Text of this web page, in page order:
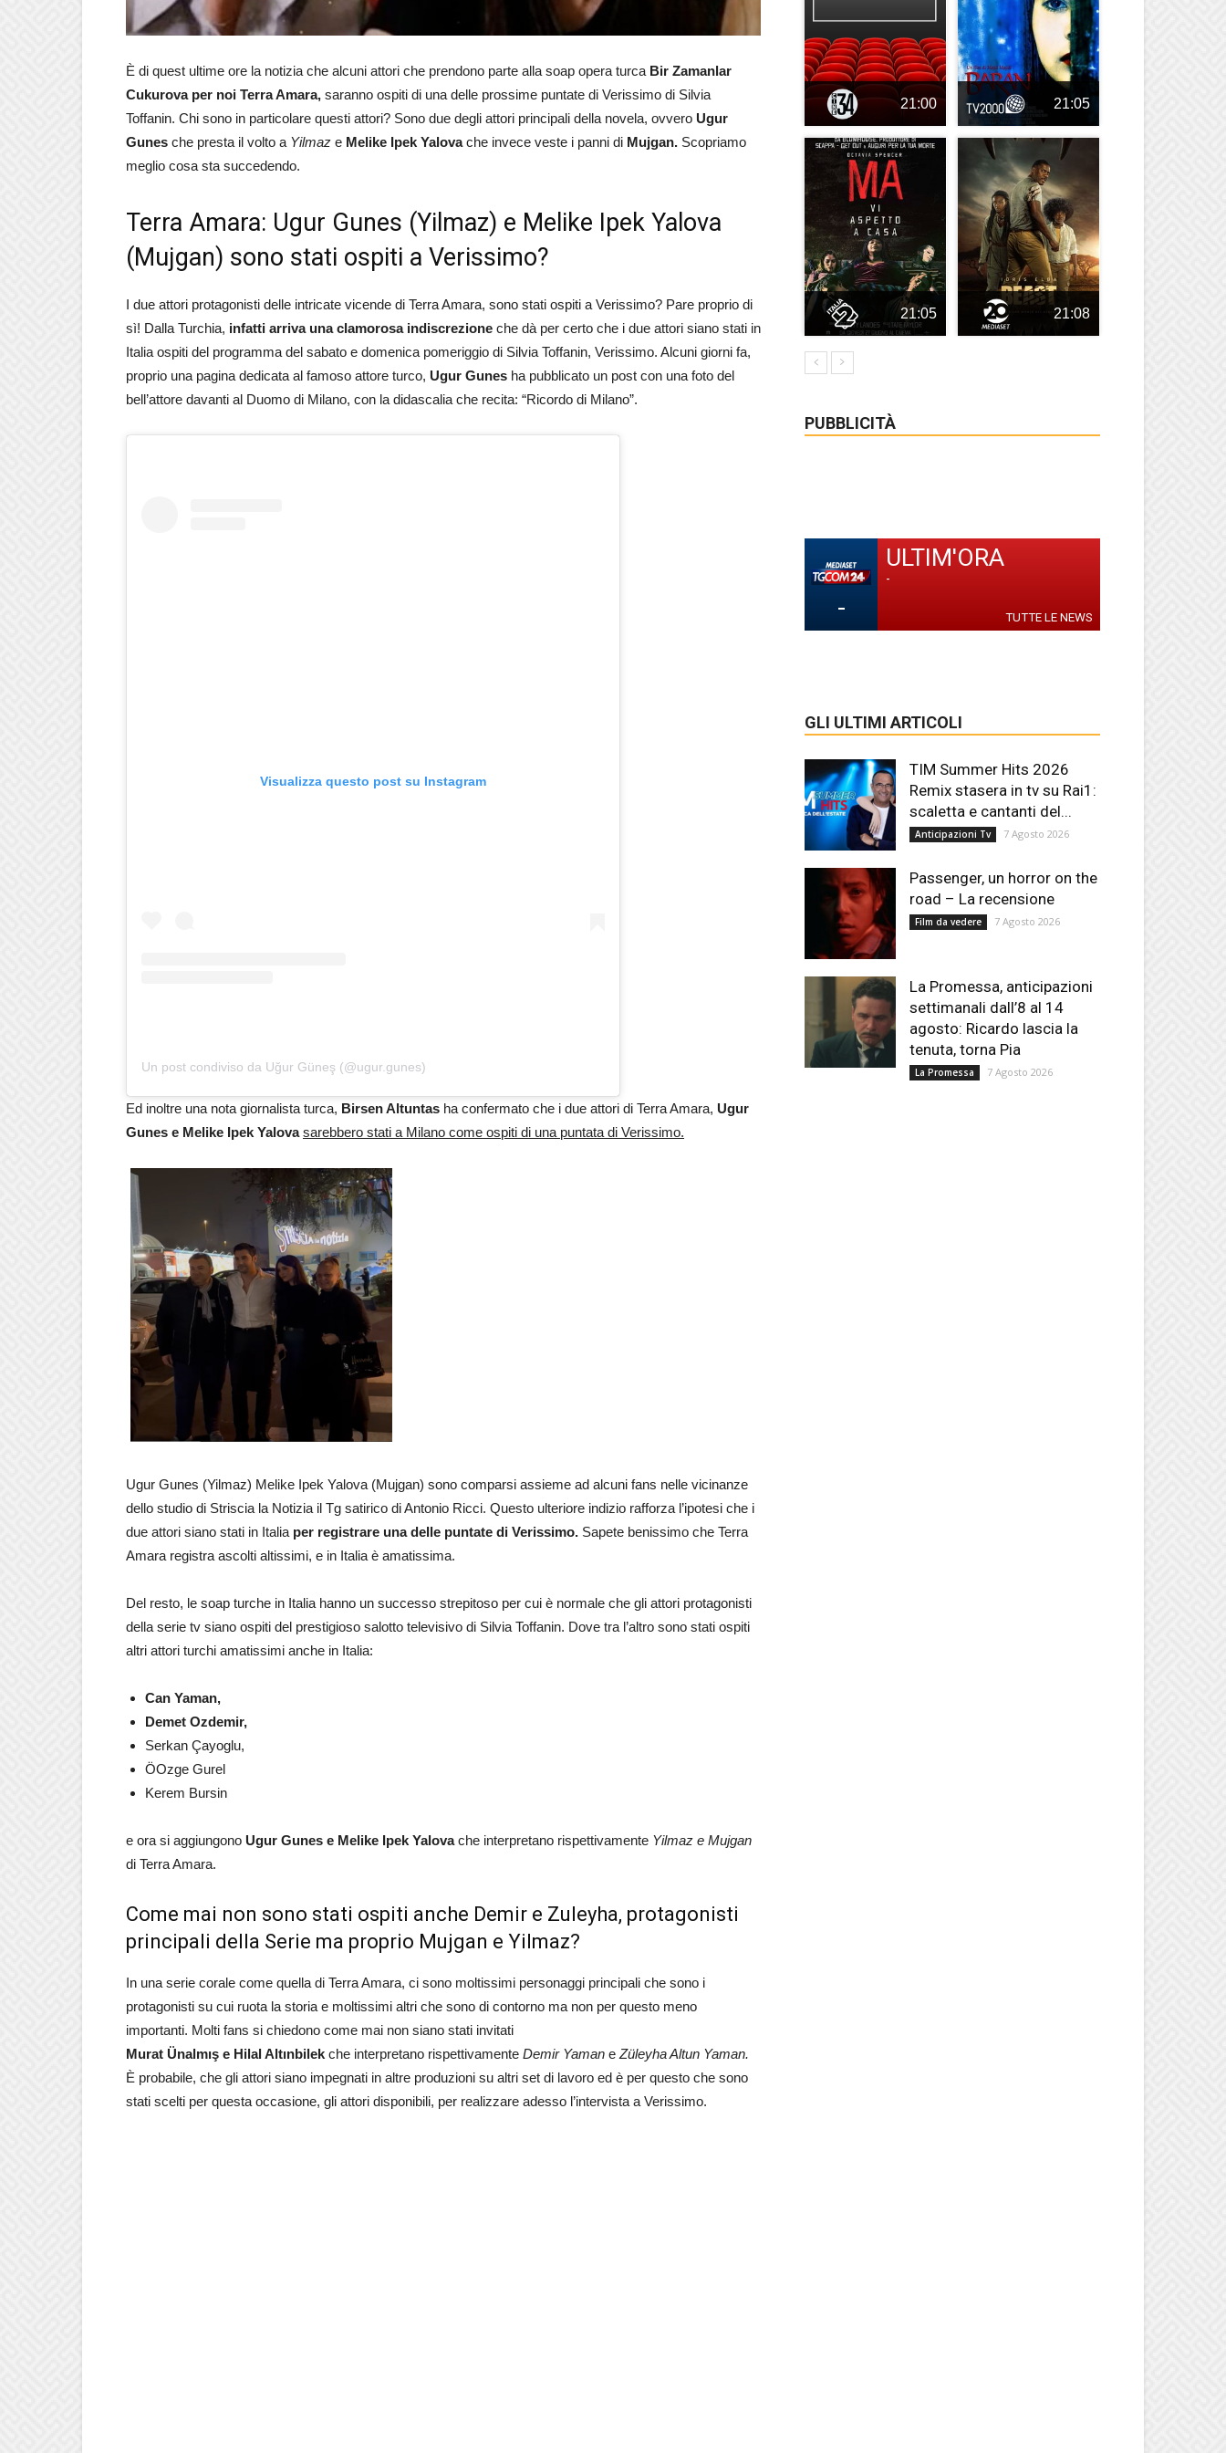
È di quest ultime ore la notizia che alcuni attori che prendono parte alla soap opera turca Bir Zamanlar
Cukurova per noi Terra Amara, saranno ospiti di una delle prossime puntate di Verissimo di Silvia
Toffanin. Chi sono in particolare questi attori? Sono due degli attori principali della novela, ovvero Ugur
Gunes che presta il volto a Yilmaz e Melike Ipek Yalovache invece veste i panni di Mujgan. Scopriamo
meglio cosa sta succedendo.
Terra Amara: Ugur Gunes (Yilmaz) e Melike Ipek Yalova
(Mujgan) sono stati ospiti a Verissimo?
I due attori protagonisti delle intricate vicende di Terra Amara, sono stati ospiti a Verissimo? Pare proprio di
sì! Dalla Turchia, infatti arriva una clamorosa indiscrezione che dà per certo che i due attori siano stati in
Italia ospiti del programma del sabato e domenica pomeriggio di Silvia Toffanin, Verissimo. Alcuni giorni fa,
proprio una pagina dedicata al famoso attore turco, Ugur Gunes ha pubblicato un post con una foto del
bell’attore davanti al Duomo di Milano, con la didascalia che recita: “Ricordo di Milano”.
Visualizza questo post su Instagram
Un post condiviso da Uğur Güneş (@ugur.gunes)
Ed inoltre una nota giornalista turca, Birsen Altuntas ha confermato che i due attori di Terra Amara, Ugur
Gunes e Melike Ipek Yalova sarebbero stati a Milano come ospiti di una puntata di Verissimo.
Ugur Gunes (Yilmaz) Melike Ipek Yalova (Mujgan) sono comparsi assieme ad alcuni fans nelle vicinanze
dello studio di Striscia la Notizia il Tg satirico di Antonio Ricci. Questo ulteriore indizio rafforza l’ipotesi che i
due attori siano stati in Italia per registrare una delle puntate di Verissimo. Sapete benissimo che Terra
Amara registra ascolti altissimi, e in Italia è amatissima.
Del resto, le soap turche in Italia hanno un successo strepitoso per cui è normale che gli attori protagonisti
della serie tv siano ospiti del prestigioso salotto televisivo di Silvia Toffanin. Dove tra l’altro sono stati ospiti
altri attori turchi amatissimi anche in Italia:
Can Yaman,
Demet Ozdemir,
Serkan Çayoglu,
ÖOzge Gurel
Kerem Bursin
e ora si aggiungono Ugur Gunes e Melike Ipek Yalovache interpretano rispettivamente Yilmaz e Mujgan
di Terra Amara.
Come mai non sono stati ospiti anche Demir e Zuleyha, protagonisti
principali della Serie ma proprio Mujgan e Yilmaz?
In una serie corale come quella di Terra Amara, ci sono moltissimi personaggi principali che sono i
protagonisti su cui ruota la storia e moltissimi altri che sono di contorno ma non per questo meno
importanti. Molti fans si chiedono come mai non siano stati invitati
Murat Ünalmış e Hilal Altınbilek che interpretano rispettivamente Demir Yaman e Züleyha Altun Yaman.
È probabile, che gli attori siano impegnati in altre produzioni su altri set di lavoro ed è per questo che sono
stati scelti per questa occasione, gli attori disponibili, per realizzare adesso l’intervista a Verissimo.
21:00 21:05
21:05 21:08
PUBBLICITÀ
-
ULTIM'ORA
-
TUTTE LE NEWS
GLI ULTIMI ARTICOLI
TIM Summer Hits 2026
Remix stasera in tv su Rai1:
scaletta e cantanti del...
Anticipazioni Tv 7 Agosto 2026
Passenger, un horror on the
road – La recensione
Film da vedere 7 Agosto 2026
La Promessa, anticipazioni
settimanali dall’8 al 14
agosto: Ricardo lascia la
tenuta, torna Pia
La Promessa 7 Agosto 2026